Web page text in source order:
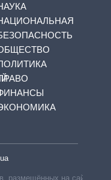
размещённых на сайте,